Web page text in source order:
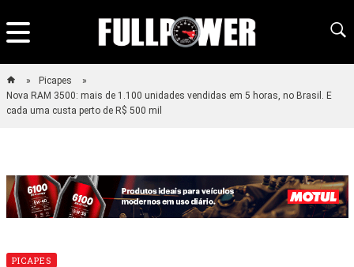
Picapes
Nova RAM 3500: mais de 1.100 unidades vendidas em 5 horas, no Brasil. E
cada uma custa perto de R$ 500 mil
PICAPES